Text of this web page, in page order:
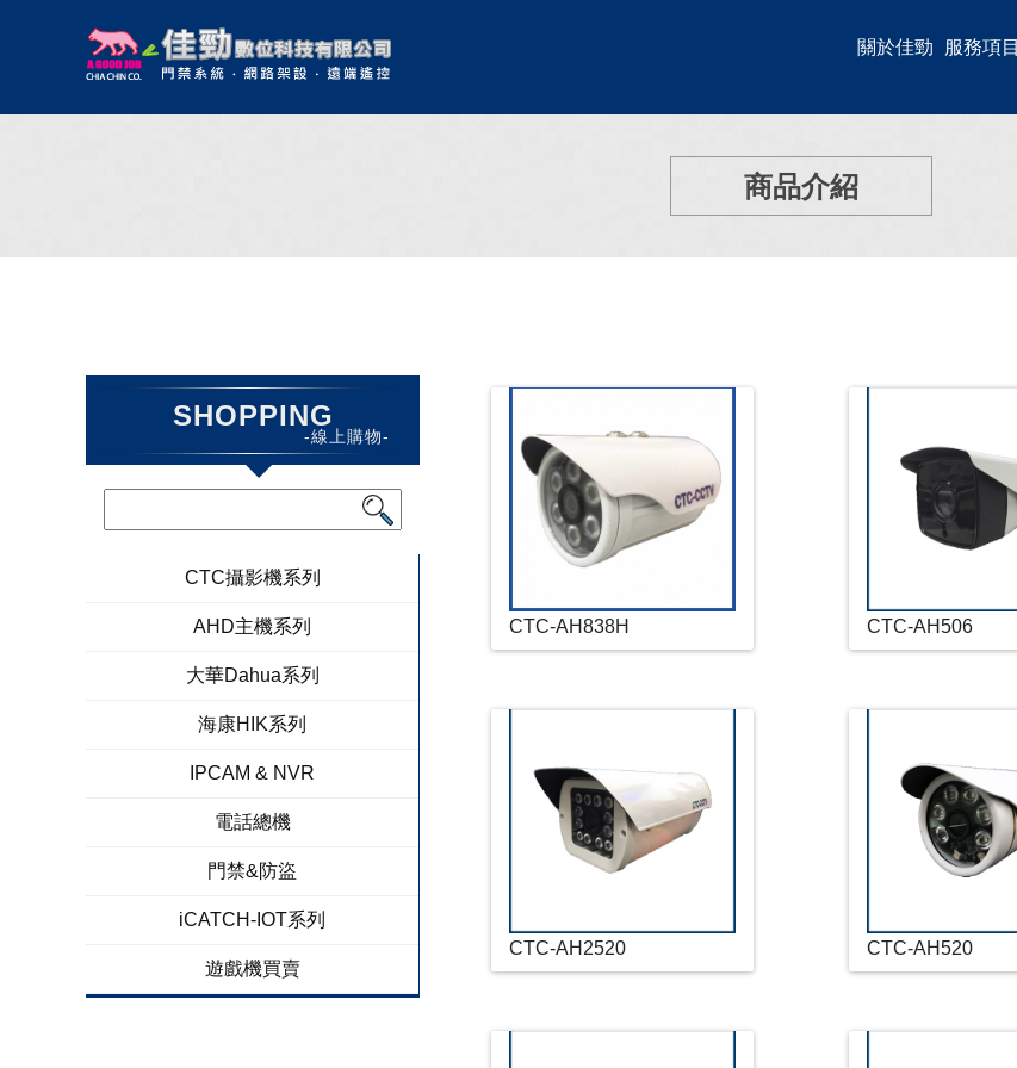
關於佳勁 服務項目
商品介紹
SHOPPING
-線上購物-
CTC攝影機系列
AHD主機系列
大華Dahua系列
海康HIK系列
IPCAM & NVR
電話總機
門禁&防盜
iCATCH-IOT系列
遊戲機買賣
CTC-AH838H CTC-AH506
CTC-AH2520 CTC-AH520